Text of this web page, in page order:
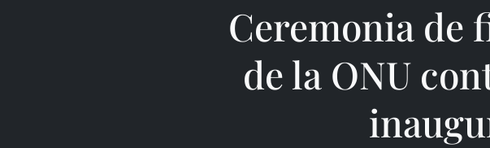
Ceremonia de
de la ONU